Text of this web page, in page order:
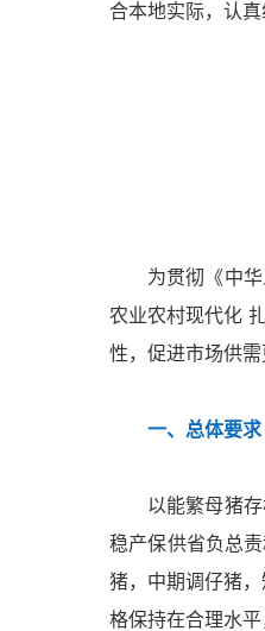
合本地实际，认真
为贯彻《中
农业农村现代化
性，促进市场供
一、总体要求
以能繁母猪
稳产保供省负总
猪，中期调仔猪
格保持在合理水平